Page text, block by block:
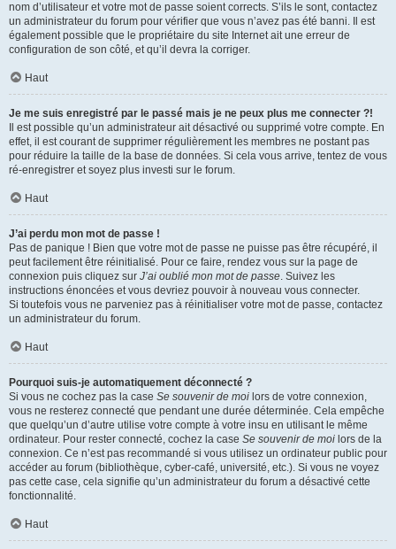
nom d’utilisateur et votre mot de passe soient corrects. S’ils le sont, contactez
un administrateur du forum pour vérifier que vous n’avez pas été banni. Il est
également possible que le propriétaire du site Internet ait une erreur de
configuration de son côté, et qu’il devra la corriger.
Haut
Je me suis enregistré par le passé mais je ne peux plus me connecter ?!
Il est possible qu’un administrateur ait désactivé ou supprimé votre compte. En
effet, il est courant de supprimer régulièrement les membres ne postant pas
pour réduire la taille de la base de données. Si cela vous arrive, tentez de vous
ré-enregistrer et soyez plus investi sur le forum.
Haut
J’ai perdu mon mot de passe !
Pas de panique ! Bien que votre mot de passe ne puisse pas être récupéré, il
peut facilement être réinitialisé. Pour ce faire, rendez vous sur la page de
connexion puis cliquez sur J’ai oublié mon mot de passe. Suivez les
instructions énoncées et vous devriez pouvoir à nouveau vous connecter.
Si toutefois vous ne parveniez pas à réinitialiser votre mot de passe, contactez
un administrateur du forum.
Haut
Pourquoi suis-je automatiquement déconnecté ?
Si vous ne cochez pas la case Se souvenir de moi lors de votre connexion,
vous ne resterez connecté que pendant une durée déterminée. Cela empêche
que quelqu’un d’autre utilise votre compte à votre insu en utilisant le même
ordinateur. Pour rester connecté, cochez la case Se souvenir de moi lors de la
connexion. Ce n’est pas recommandé si vous utilisez un ordinateur public pour
accéder au forum (bibliothèque, cyber-café, université, etc.). Si vous ne voyez
pas cette case, cela signifie qu’un administrateur du forum a désactivé cette
fonctionnalité.
Haut